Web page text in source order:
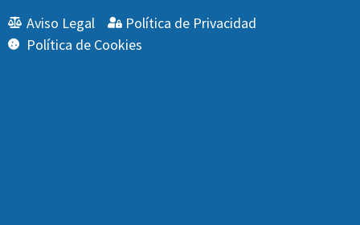
Aviso Legal
Política de Privacidad
Política de Cookies